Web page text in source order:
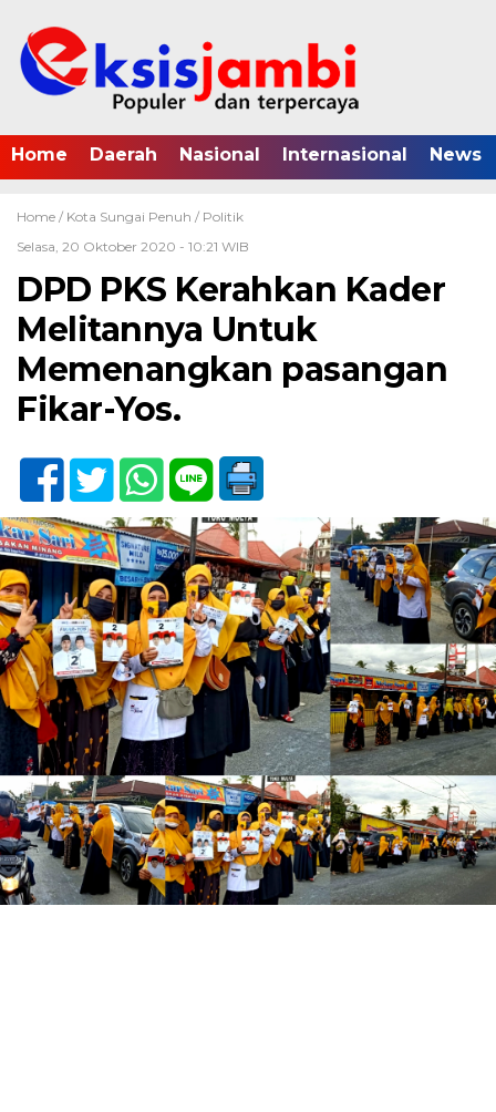
Home Daerah Nasional Internasional News
Home / Kota Sungai Penuh / Politik
Selasa, 20 Oktober 2020 - 10:21 WIB
DPD PKS Kerahkan Kader
Melitannya Untuk
Memenangkan pasangan
Fikar-Yos.